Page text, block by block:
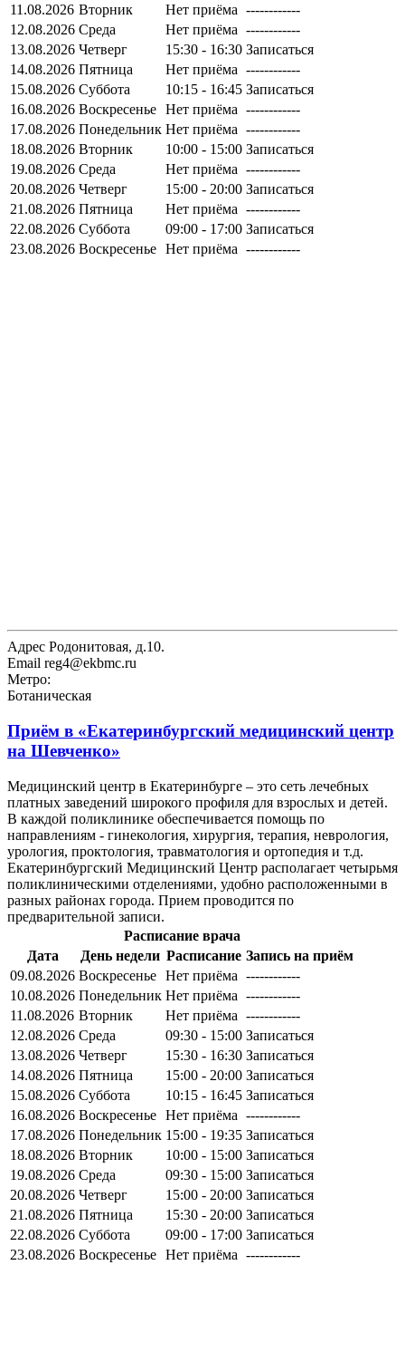
11.08.2026 Вторник Нет приёма ------------
12.08.2026 Среда Нет приёма ------------
13.08.2026 Четверг 15:30 - 16:30 Записаться
14.08.2026 Пятница Нет приёма ------------
15.08.2026 Суббота 10:15 - 16:45 Записаться
16.08.2026 Воскресенье Нет приёма ------------
17.08.2026 Понедельник Нет приёма ------------
18.08.2026 Вторник 10:00 - 15:00 Записаться
19.08.2026 Среда Нет приёма ------------
20.08.2026 Четверг 15:00 - 20:00 Записаться
21.08.2026 Пятница Нет приёма ------------
22.08.2026 Суббота 09:00 - 17:00 Записаться
23.08.2026 Воскресенье Нет приёма ------------
Адрес Родонитовая, д.10.
Email reg4@ekbmc.ru
Метро:
Ботаническая
Приём в «Екатеринбургский медицинский центр
на Шевченко»
Медицинский центр в Екатеринбурге – это сеть лечебных
платных заведений широкого профиля для взрослых и детей.
В каждой поликлинике обеспечивается помощь по
направлениям - гинекология, хирургия, терапия, неврология,
урология, проктология, травматология и ортопедия и т.д.
Екатеринбургский Медицинский Центр располагает четырьмя
поликлиническими отделениями, удобно расположенными в
разных районах города. Прием проводится по
предварительной записи.
Расписание врача
Дата
День недели Расписание Запись на приём
09.08.2026 Воскресенье Нет приёма ------------
10.08.2026 Понедельник Нет приёма ------------
11.08.2026 Вторник Нет приёма ------------
12.08.2026 Среда 09:30 - 15:00 Записаться
13.08.2026 Четверг 15:30 - 16:30 Записаться
14.08.2026 Пятница 15:00 - 20:00 Записаться
15.08.2026 Суббота 10:15 - 16:45 Записаться
16.08.2026 Воскресенье Нет приёма ------------
17.08.2026 Понедельник 15:00 - 19:35 Записаться
18.08.2026 Вторник 10:00 - 15:00 Записаться
19.08.2026 Среда 09:30 - 15:00 Записаться
20.08.2026 Четверг 15:00 - 20:00 Записаться
21.08.2026 Пятница 15:30 - 20:00 Записаться
22.08.2026 Суббота 09:00 - 17:00 Записаться
23.08.2026 Воскресенье Нет приёма ------------